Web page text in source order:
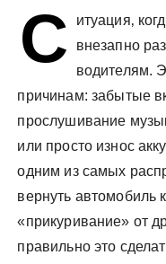
С
итуация‚
внезапно
водителям.
причинам: забытые
прослушивание
или просто износ
одним из самых
вернуть автомобиль
«прикуривание» от
правильно это